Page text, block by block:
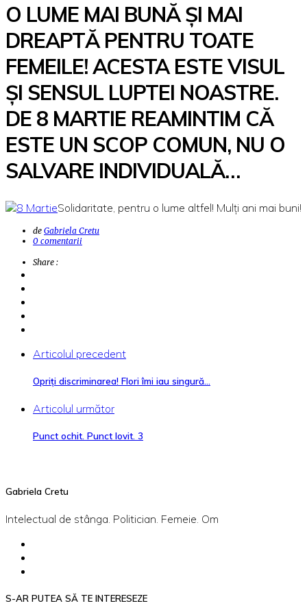
O LUME MAI BUNĂ ȘI MAI
DREAPTĂ PENTRU TOATE
FEMEILE! ACESTA ESTE VISUL
ȘI SENSUL LUPTEI NOASTRE.
DE 8 MARTIE REAMINTIM CĂ
ESTE UN SCOP COMUN, NU O
SALVARE INDIVIDUALĂ…
Solidaritate, pentru o lume altfel! Mulți ani mai buni!
de Gabriela Cretu
0 comentarii
Share :
Articolul precedent
Opriți discriminarea! Flori îmi iau singură…
Articolul următor
Punct ochit. Punct lovit. 3
Gabriela Cretu
Intelectual de stânga. Politician. Femeie. Om
S-AR PUTEA SĂ TE INTERESEZE